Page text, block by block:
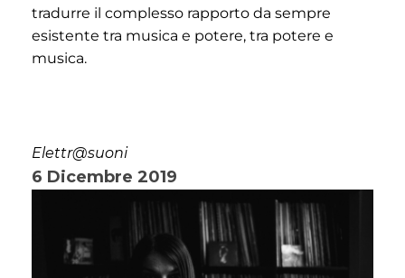
tradurre il complesso rapporto da sempre
esistente tra musica e potere, tra potere e
musica.
Elettr@suoni
6 Dicembre 2019